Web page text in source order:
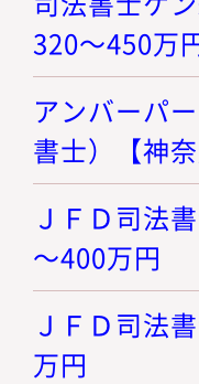
320～450万
アンバーパ
書士）【神
ＪＦＤ司法
～400万円
ＪＦＤ司法
万円